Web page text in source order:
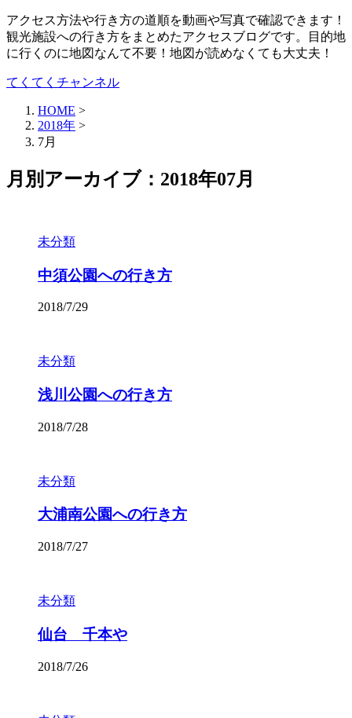
アクセス方法や行き方の道順を動画や写真で確認できます！
観光施設への行き方をまとめたアクセスブログです。目的地
に行くのに地図なんて不要！地図が読めなくても大丈夫！
てくてくチャンネル
HOME >
2018年 >
7月
月別アーカイブ：2018年07月
未分類
中須公園への行き方
2018/7/29
未分類
浅川公園への行き方
2018/7/28
未分類
大浦南公園への行き方
2018/7/27
未分類
仙台 千本や
2018/7/26